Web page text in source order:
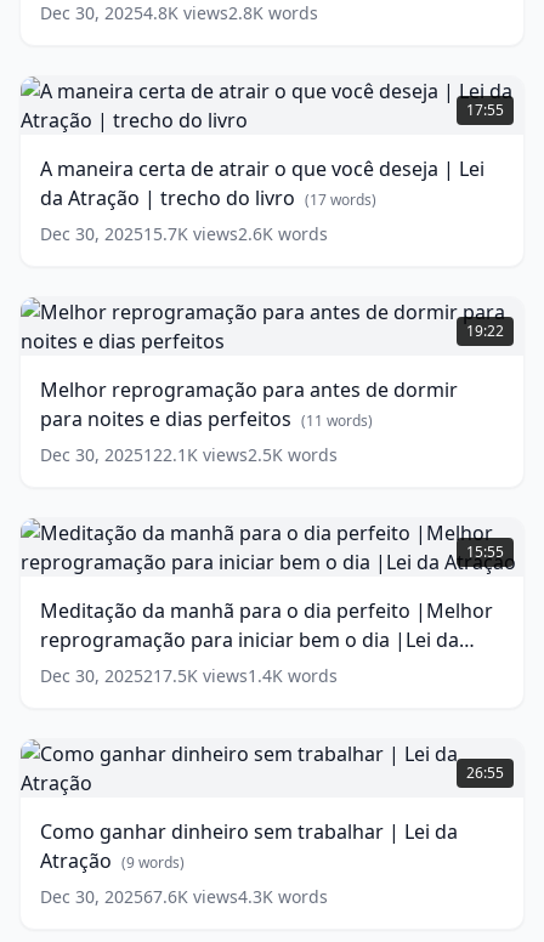
|
(PerguntAfirmações)
(10
words)
(PerguntAfirmações) (10 words)
Dec 30, 20254.8K views2.8K words
A
maneira
certa
atrair
o
que
você
|
Lei
da
|
trecho
livro ( 17
17:55
A maneira certa de atrair o que você deseja | Lei
da Atração | trecho do livro (17words)
Dec 30, 202515.7K views2.6K words
Melhor
reprogramação
para
de
dormir
para
noites
dias
perfeitos (11
words)
19:22
Melhor reprogramação para antes de dormir
para noites e dias perfeitos (11 words)
Dec 30, 2025122.1K views2.5K words
Meditação
da
manhã
o
dia
perfeito
|Melhor
para
iniciar
bem
dia
|Lei
Atração (17
15:55
Meditação da manhã para o dia perfeito |Melhor
reprogramação para iniciar bem o dia |Lei da
Atração (17words)
Dec 30, 2025217.5K views1.4K words
Como
ganhar
dinheiro
trabalhar
|
Lei
da
26:55
Como ganhar dinheiro sem trabalhar | Lei da
Atração (9words)
Dec 30, 202567.6K views4.3K words